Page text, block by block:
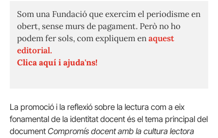
Som una Fundació que exercim el periodisme en
obert, sense murs de pagament. Però no ho
podem fer sols, com expliquem enaquest
editorial.
Clica aquí i ajuda'ns!
La promoció i la reflexió sobre la lectura com a eix
fonamental de la identitat docent és el tema principal del
document Compromís docent amb la cultura lectora